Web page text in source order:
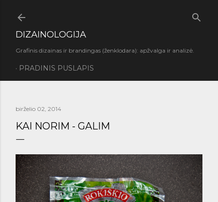
DIZAINOLOGIJA
Grafinis dizainas ir brandingas (ženklodara): apžvalga ir analizė.
PRADINIS PUSLAPIS
birželio 02, 2014
KAI NORIM - GALIM